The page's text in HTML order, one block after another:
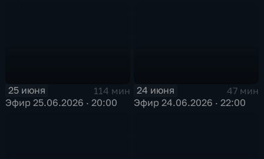
25 июня
114 мин
Эфир 25.06.2026 · 20:00
24 июня
47 мин
Эфир 24.06.2026 · 22:00